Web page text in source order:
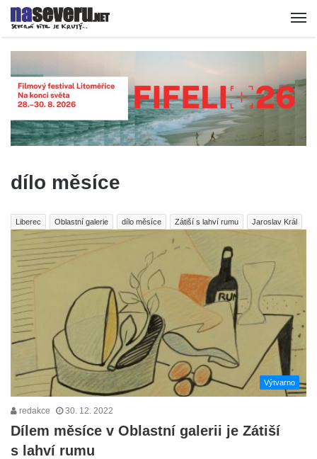
dílo měsíce
Liberec Oblastní galerie dílo měsíce Zátiší s lahví rumu Jaroslav Král
Výtvarno
redakce 30. 12. 2022
Dílem měsíce v Oblastní galerii je Zátiší
s lahví rumu